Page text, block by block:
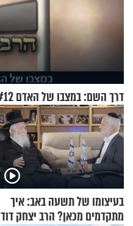
דרך השם: במצבו של האדם #12 - חלק א
בעיצומו של תשעה באב: איך
מתקדמים מכאן? הרב יצחק דוד